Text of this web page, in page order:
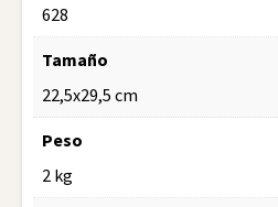
628
Tamaño
22,5x29,5 cm
Peso
2 kg